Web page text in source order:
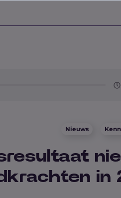
Nieuws
in